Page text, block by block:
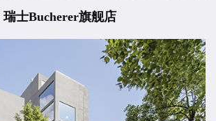
瑞士Bucherer旗舰店